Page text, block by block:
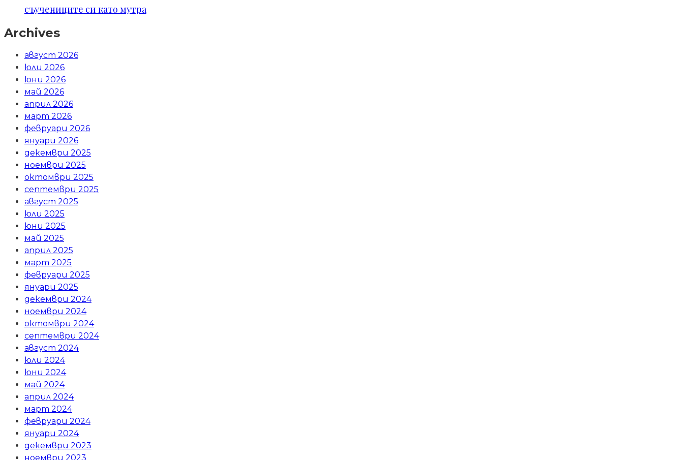
съучениците си като мутра
Archives
август 2026
юли 2026
юни 2026
май 2026
април 2026
март 2026
февруари 2026
януари 2026
декември 2025
ноември 2025
октомври 2025
септември 2025
август 2025
юли 2025
юни 2025
май 2025
април 2025
март 2025
февруари 2025
януари 2025
декември 2024
ноември 2024
октомври 2024
септември 2024
август 2024
юли 2024
юни 2024
май 2024
април 2024
март 2024
февруари 2024
януари 2024
декември 2023
ноември 2023